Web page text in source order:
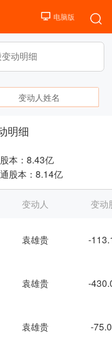
变动人姓名
明细
本： 8.43亿
股本： 8.14亿
变动人 变动
袁雄贵 -
袁雄贵 -
袁雄贵 -